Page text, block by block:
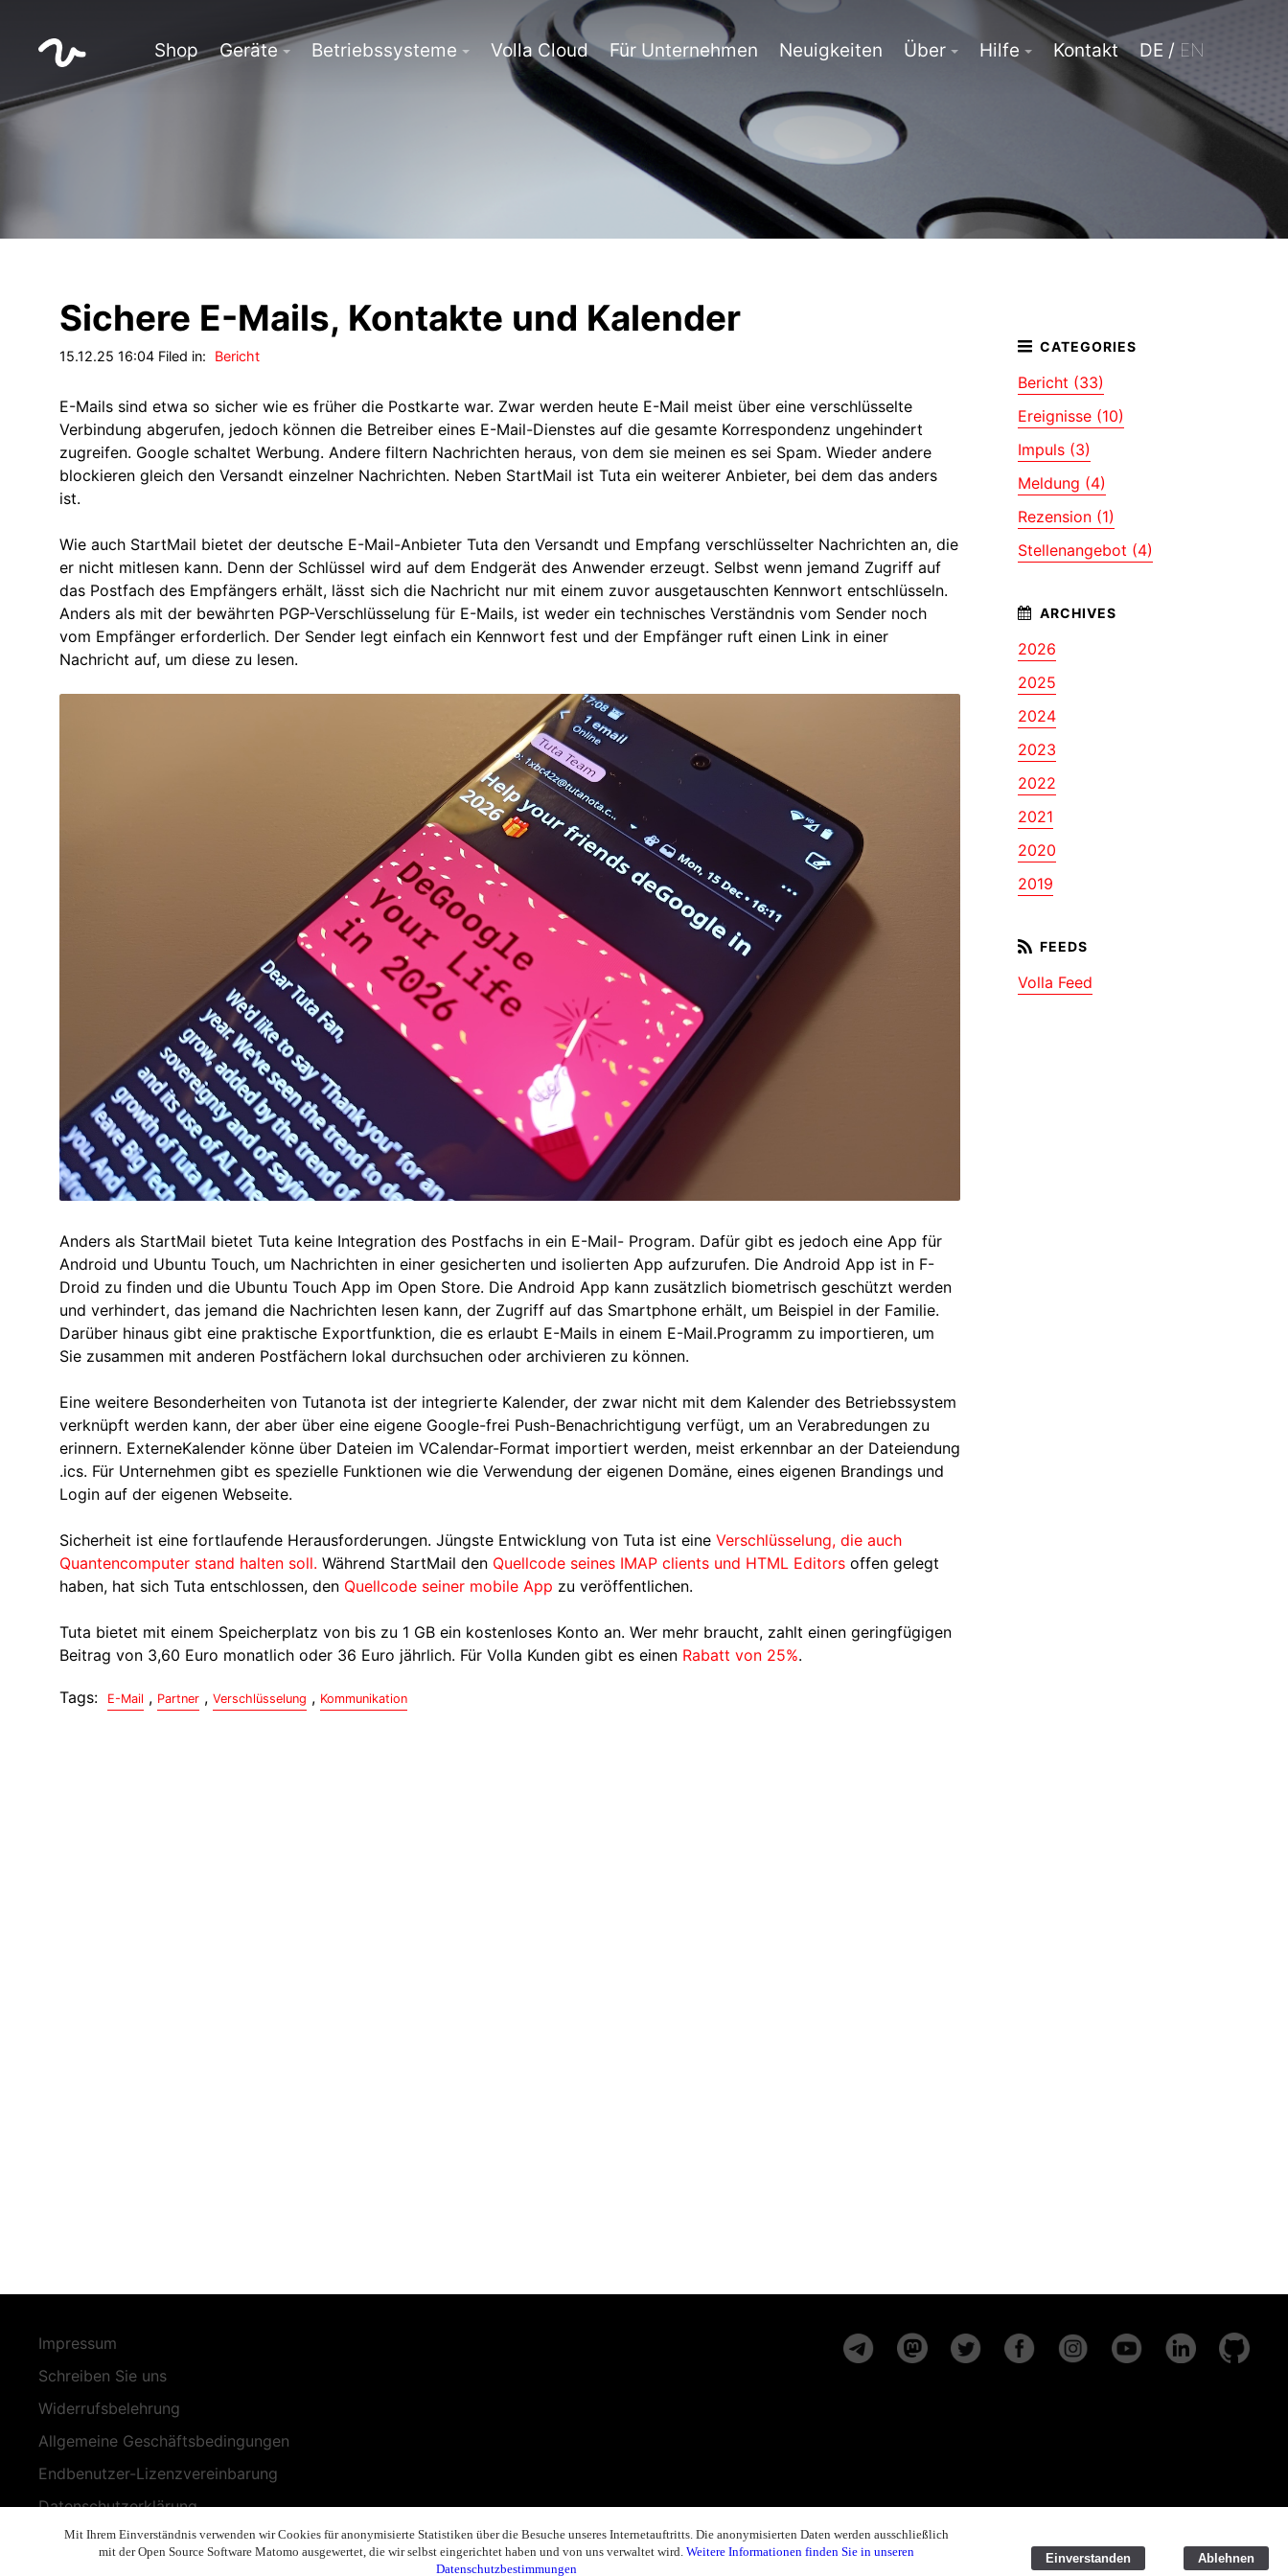
Shop Geräte Betriebssysteme Volla Cloud Für Unternehmen Neuigkeiten Über Hilfe Kontakt DE / EN
Sichere E-Mails, Kontakte und Kalender
15.12.25 16:04 Filed in: Bericht
E-Mails sind etwa so sicher wie es früher die Postkarte war. Zwar werden heute E-Mail meist über eine verschlüsselte
Verbindung abgerufen, jedoch können die Betreiber eines E-Mail-Dienstes auf die gesamte Korrespondenz ungehindert
zugreifen. Google schaltet Werbung. Andere filtern Nachrichten heraus, von dem sie meinen es sei Spam. Wieder andere
blockieren gleich den Versandt einzelner Nachrichten. Neben StartMail ist Tuta ein weiterer Anbieter, bei dem das anders
ist.
Wie auch StartMail bietet der deutsche E-Mail-Anbieter Tuta den Versandt und Empfang verschlüsselter Nachrichten an, die
er nicht mitlesen kann. Denn der Schlüssel wird auf dem Endgerät des Anwender erzeugt. Selbst wenn jemand Zugriff auf
das Postfach des Empfängers erhält, lässt sich die Nachricht nur mit einem zuvor ausgetauschten Kennwort entschlüsseln.
Anders als mit der bewährten PGP-Verschlüsselung für E-Mails, ist weder ein technisches Verständnis vom Sender noch
vom Empfänger erforderlich. Der Sender legt einfach ein Kennwort fest und der Empfänger ruft einen Link in einer
Nachricht auf, um diese zu lesen.
Anders als StartMail bietet Tuta keine Integration des Postfachs in ein E-Mail- Program. Dafür gibt es jedoch eine App für
Android und Ubuntu Touch, um Nachrichten in einer gesicherten und isolierten App aufzurufen. Die Android App ist in F-
Droid zu finden und die Ubuntu Touch App im Open Store. Die Android App kann zusätzlich biometrisch geschützt werden
und verhindert, das jemand die Nachrichten lesen kann, der Zugriff auf das Smartphone erhält, um Beispiel in der Familie.
Darüber hinaus gibt eine praktische Exportfunktion, die es erlaubt E-Mails in einem E-Mail.Programm zu importieren, um
Sie zusammen mit anderen Postfächern lokal durchsuchen oder archivieren zu können.
Eine weitere Besonderheiten von Tutanota ist der integrierte Kalender, der zwar nicht mit dem Kalender des Betriebssystem
verknüpft werden kann, der aber über eine eigene Google-frei Push-Benachrichtigung verfügt, um an Verabredungen zu
erinnern. ExterneKalender könne über Dateien im VCalendar-Format importiert werden, meist erkennbar an der Dateiendung
.ics. Für Unternehmen gibt es spezielle Funktionen wie die Verwendung der eigenen Domäne, eines eigenen Brandings und
Login auf der eigenen Webseite.
Sicherheit ist eine fortlaufende Herausforderungen. Jüngste Entwicklung von Tuta ist eine Verschlüsselung, die auch
Quantencomputer stand halten soll. Während StartMail den Quellcode seines IMAP clients und HTML Editors offen gelegt
haben, hat sich Tuta entschlossen, den Quellcode seiner mobile App zu veröffentlichen.
Tuta bietet mit einem Speicherplatz von bis zu 1 GB ein kostenloses Konto an. Wer mehr braucht, zahlt einen geringfügigen
Beitrag von 3,60 Euro monatlich oder 36 Euro jährlich. Für Volla Kunden gibt es einen Rabatt von 25%.
Tags: E-Mail , Partner , Verschlüsselung , Kommunikation
Bericht (33)
Ereignisse (10)
Impuls (3)
Meldung (4)
Rezension (1)
Stellenangebot (4)
2026
2025
2024
2023
2022
2021
2020
2019
Volla Feed
Impressum
Schreiben Sie uns
Widerrufsbelehrung
Allgemeine Geschäftsbedingungen
Endbenutzer-Lizenzvereinbarung
Datenschutzerklärung
Geschäftsethik
Mit Ihrem Einverständnis verwenden wir Cookies für anonymisierte Statistiken über die Besuche unseres Internetauftritts. Die anonymisierten Daten werden ausschließlich
mit der Open Source Software Matomo ausgewertet, die wir selbst eingerichtet haben und von uns verwaltet wird. Weitere Informationen finden Sie in unseren
Datenschutzbestimmungen
Einverstanden Ablehnen